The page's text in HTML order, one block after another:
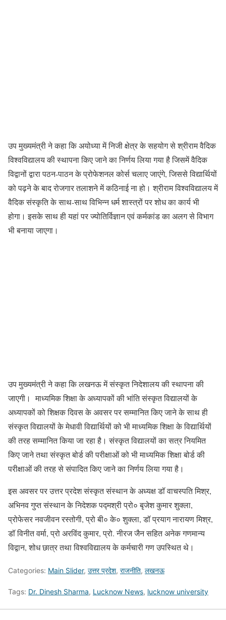
उप मुख्यमंत्री ने कहा कि अयोध्या में निजी क्षेत्र के सहयोग से श्रीराम वैदिक
विश्वविद्यालय की स्थापना किए जाने का निर्णय लिया गया है जिसमें वैदिक
विद्वानों द्वारा पठन-पाठन के प्रोफेशनल कोर्स चलाए जाएंगे, जिससे विद्यार्थियों
को पढ़ने के बाद रोजगार तलाशने में कठिनाई ना हो। श्रीराम विश्वविद्यालय में
वैदिक संस्कृति के साथ-साथ विभिन्न धर्म शास्त्रों पर शोध का कार्य भी
होगा। इसके साथ ही यहां पर ज्योतिर्विज्ञान एवं कर्मकांड का अलग से विभाग
भी बनाया जाएगा।
उप मुख्यमंत्री ने कहा कि लखनऊ में संस्कृत निदेशालय की स्थापना की
जाएगी। माध्यमिक शिक्षा के अध्यापकों की भांति संस्कृत विद्यालयों के
अध्यापकों को शिक्षक दिवस के अवसर पर सम्मानित किए जाने के साथ ही
संस्कृत विद्यालयों के मेधावी विद्यार्थियों को भी माध्यमिक शिक्षा के विद्यार्थियों
की तरह सम्मानित किया जा रहा है। संस्कृत विद्यालयों का सत्र नियमित
किए जाने तथा संस्कृत बोर्ड की परीक्षाओं को भी माध्यमिक शिक्षा बोर्ड की
परीक्षाओं की तरह से संपादित किए जाने का निर्णय लिया गया है।
इस अवसर पर उत्तर प्रदेश संस्कृत संस्थान के अध्यक्ष डॉ वाचस्पति मिश्र,
अभिनव गुप्त संस्थान के निदेशक पद्मश्री प्रो० बृजेश कुमार शुक्ला,
प्रोफेसर नवजीवन रस्तोगी, प्रो बी० के० शुक्ला, डॉ प्रयाग नारायण मिश्र,
डॉ विनीत वर्मा, प्रो अरविंद कुमार, प्रो. नीरज जैन सहित अनेक गणमान्य
विद्वान, शोध छात्र तथा विश्वविद्यालय के कर्मचारी गण उपस्थित थे।
Categories: Main Slider, उत्तर प्रदेश, राजनीति, लखनऊ
Tags: Dr. Dinesh Sharma, Lucknow News, lucknow university